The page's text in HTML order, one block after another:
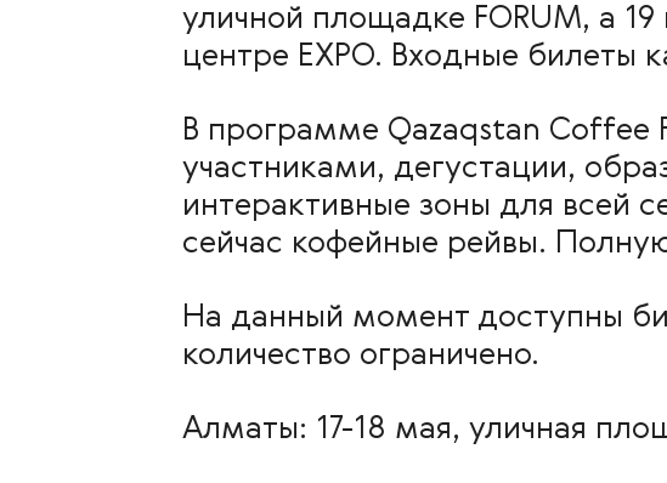
уличной площадке FORUM, а
центре EXPO. Входные билеты
В программе Qazaqstan Coffee
участниками, дегустации,
интерактивные зоны для всей
сейчас кофейные рейвы.
На данный момент доступны
количество ограничено.
Алматы: 17-18 мая, уличная